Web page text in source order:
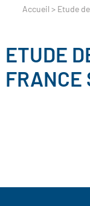
Accueil > Etude
ETUDE
FRANCE